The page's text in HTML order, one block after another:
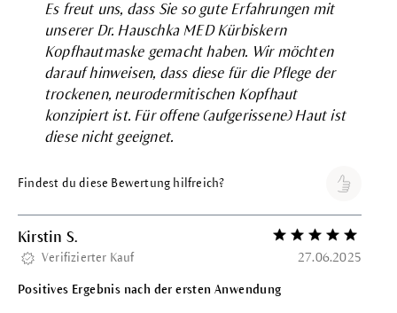
Es freut uns, dass Sie so gute Erfahrungen mit
unserer Dr. Hauschka MED Kürbiskern
Kopfhautmaske gemacht haben. Wir möchten
darauf hinweisen, dass diese für die Pflege der
trockenen, neurodermitischen Kopfhaut
konzipiert ist. Für offene (aufgerissene) Haut ist
diese nicht geeignet.
Findest du diese Bewertung hilfreich?
Kirstin S. Bewertung mit 5
Verifizierter Kauf 27.06.2025
Positives Ergebnis nach der ersten Anwendung